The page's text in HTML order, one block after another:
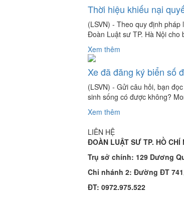
Thời hiệu khiếu nại
(LSVN) - Theo quy định
Đoàn Luật sư TP. Hà Nội cho
Xem thêm
Xe đã đăng ký biển số
(LSVN) - Gửi câu hỏi, bạn
sinh sống có được không?
Xem thêm
LIÊN HỆ
ĐOÀN LUẬT SƯ TP. HỒ CHÍ
Trụ sở chính: 129 Dương
Chi nhánh 2: Đường ĐT
ĐT: 0972.975.522